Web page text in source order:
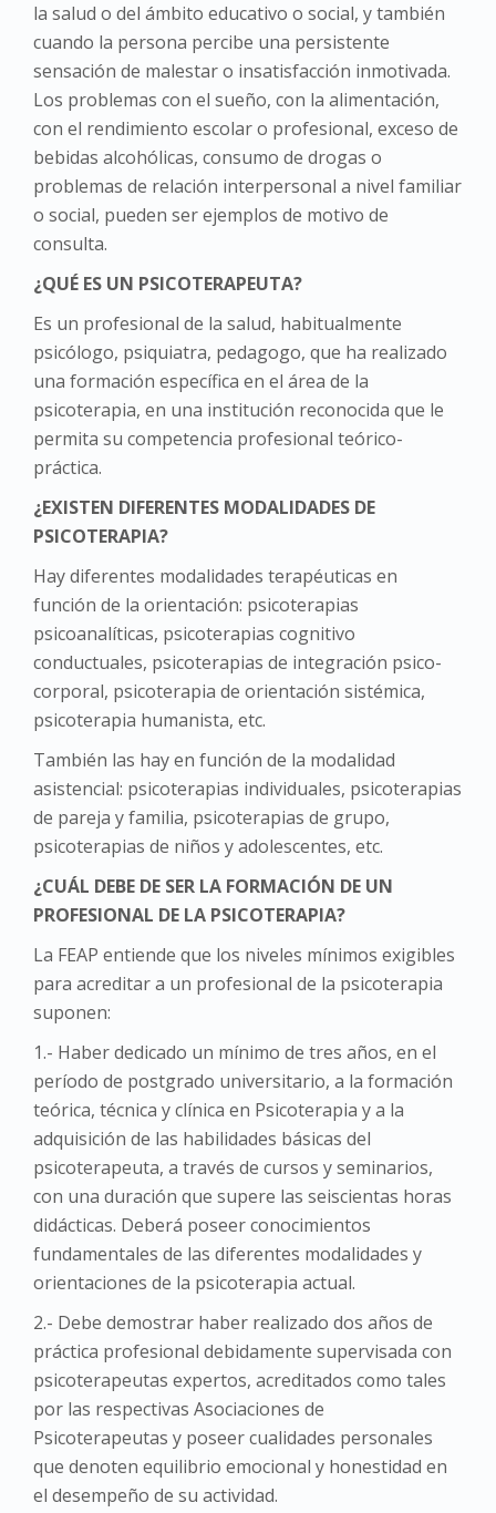
la salud o del ámbito educativo o social, y también
cuando la persona percibe una persistente
sensación de malestar o insatisfacción inmotivada.
Los problemas con el sueño, con la alimentación,
con el rendimiento escolar o profesional, exceso de
bebidas alcohólicas, consumo de drogas o
problemas de relación interpersonal a nivel familiar
o social, pueden ser ejemplos de motivo de
consulta.
¿QUÉ ES UN PSICOTERAPEUTA?
Es un profesional de la salud, habitualmente
psicólogo, psiquiatra, pedagogo, que ha realizado
una formación específica en el área de la
psicoterapia, en una institución reconocida que le
permita su competencia profesional teórico-
práctica.
¿EXISTEN DIFERENTES MODALIDADES DE
PSICOTERAPIA?
Hay diferentes modalidades terapéuticas en
función de la orientación: psicoterapias
psicoanalíticas, psicoterapias cognitivo
conductuales, psicoterapias de integración psico-
corporal, psicoterapia de orientación sistémica,
psicoterapia humanista, etc.
También las hay en función de la modalidad
asistencial: psicoterapias individuales, psicoterapias
de pareja y familia, psicoterapias de grupo,
psicoterapias de niños y adolescentes, etc.
¿CUÁL DEBE DE SER LA FORMACIÓN DE UN
PROFESIONAL DE LA PSICOTERAPIA?
La FEAP entiende que los niveles mínimos exigibles
para acreditar a un profesional de la psicoterapia
suponen:
1.- Haber dedicado un mínimo de tres años, en el
período de postgrado universitario, a la formación
teórica, técnica y clínica en Psicoterapia y a la
adquisición de las habilidades básicas del
psicoterapeuta, a través de cursos y seminarios,
con una duración que supere las seiscientas horas
didácticas. Deberá poseer conocimientos
fundamentales de las diferentes modalidades y
orientaciones de la psicoterapia actual.
2.- Debe demostrar haber realizado dos años de
práctica profesional debidamente supervisada con
psicoterapeutas expertos, acreditados como tales
por las respectivas Asociaciones de
Psicoterapeutas y poseer cualidades personales
que denoten equilibrio emocional y honestidad en
el desempeño de su actividad.